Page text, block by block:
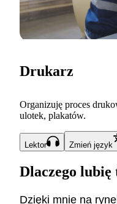
Drukarz
Organizuję proces
ulotek, plakatów.
Lektor Zmień język
Dlaczego lubię
Dzięki mnie na